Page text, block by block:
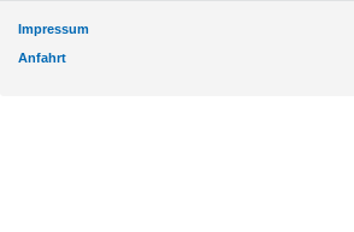
Impressum
Anfahrt